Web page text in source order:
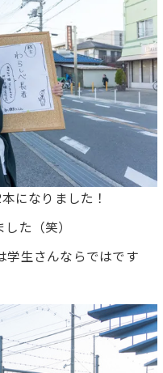
になりました！
た（笑）
学生さんならではです